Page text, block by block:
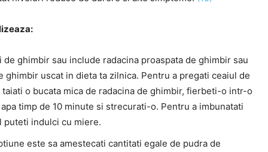
de ghimbir sau include radacina proaspata de ghimbir sau
ghimbir uscat in dieta ta zilnica. Pentru a pregati ceaiul de
o bucata mica de radacina de ghimbir, fierbeti-o intr-o
timp de 10 minute si strecurati-o. Pentru a imbunatati
puteti indulci cu miere.
este sa amestecati cantitati egale de pudra de